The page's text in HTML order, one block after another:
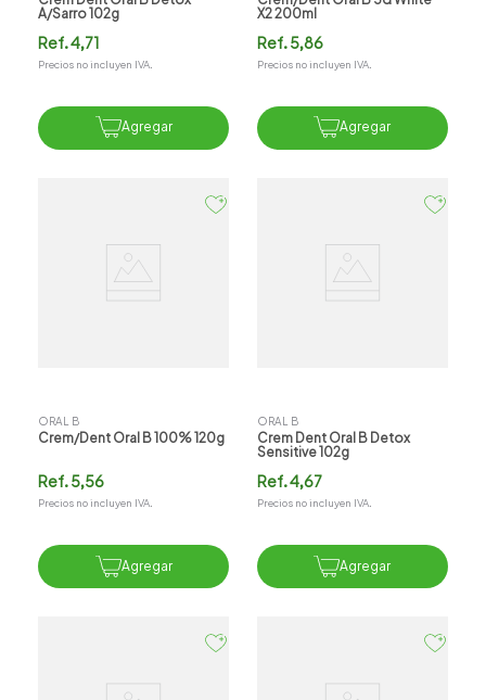
A/sarro 102g
Ref.4,71
Precios no incluyen IVA.
Agregar
X2 200ml
Ref.5,86
Precios no incluyen IVA.
Agregar
ORAL B
Crem/dent Oral B 100% 120g
Ref.5,56
Precios no incluyen IVA.
Agregar
ORAL B
Crem Dent Oral B Detox
Sensitive 102g
Ref.4,67
Precios no incluyen IVA.
Agregar